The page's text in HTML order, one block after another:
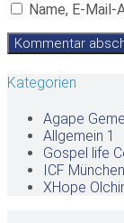
Name, E-
Kategorien
Agape
Allgemein 1
Gospel life
ICF München
XHope